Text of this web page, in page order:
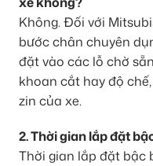
Không. Đối với
bước chân chuyên
đặt vào các lỗ chờ
khoan cắt hay độ
zin của xe.
2. Thời gian lắp đặt
Thời gian lắp đặt bậc